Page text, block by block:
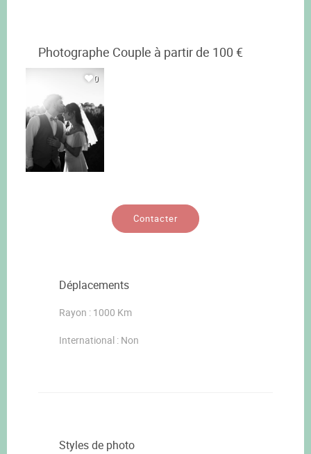
Photographe Couple à partir de 100 €
0
Contacter
Déplacements
Rayon : 1000 Km
International : Non
Styles de photo